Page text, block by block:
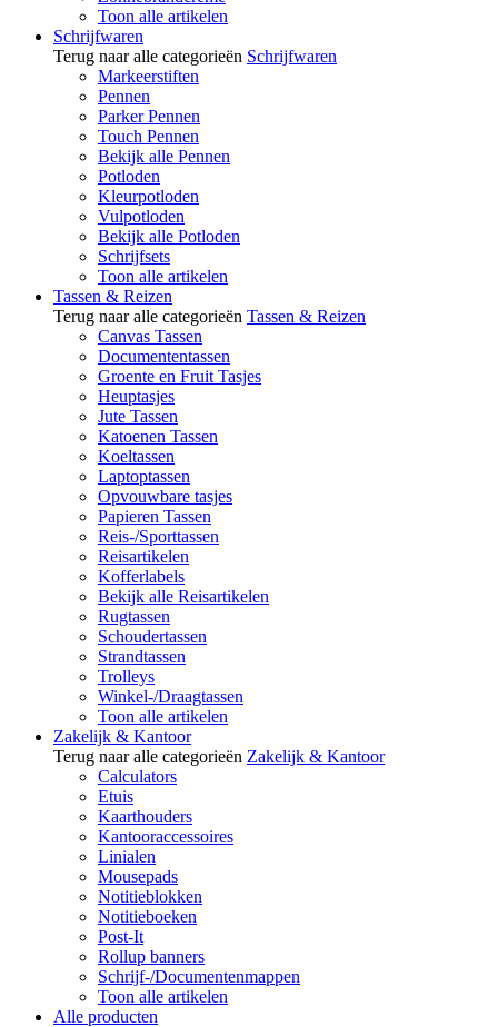
Toon alle artikelen
Schrijfwaren
Terug naar alle categorieën Schrijfwaren
Markeerstiften
Pennen
Parker Pennen
Touch Pennen
Bekijk alle Pennen
Potloden
Kleurpotloden
Vulpotloden
Bekijk alle Potloden
Schrijfsets
Toon alle artikelen
Tassen & Reizen
Terug naar alle categorieën Tassen & Reizen
Canvas Tassen
Documententassen
Groente en Fruit Tasjes
Heuptasjes
Jute Tassen
Katoenen Tassen
Koeltassen
Laptoptassen
Opvouwbare tasjes
Papieren Tassen
Reis-/Sporttassen
Reisartikelen
Kofferlabels
Bekijk alle Reisartikelen
Rugtassen
Schoudertassen
Strandtassen
Trolleys
Winkel-/Draagtassen
Toon alle artikelen
Zakelijk & Kantoor
Terug naar alle categorieën Zakelijk & Kantoor
Calculators
Etuis
Kaarthouders
Kantooraccessoires
Linialen
Mousepads
Notitieblokken
Notitieboeken
Post-It
Rollup banners
Schrijf-/Documentenmappen
Toon alle artikelen
Alle producten